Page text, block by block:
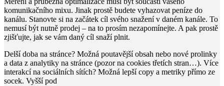
komunikačního mixu. Jinak prostě budete vyhazovat peníze do
kanálu. Stanovte si na začátek cíl svého snažení v daném kanále. To
nemusí být nutně prodej – na to prosím nezapomínejte. A pak prostě
zjišťujte, jak se vám daný cíl snaží plnit.
Delší doba na stránce? Možná poutavější obsah nebo nové prolinky
a data z analytiky na stránce (pozor na cookies třetích stran…). Více
interakcí na sociálních sítích? Možná lepší copy a metriky přímo ze
socek. Vyšší pod